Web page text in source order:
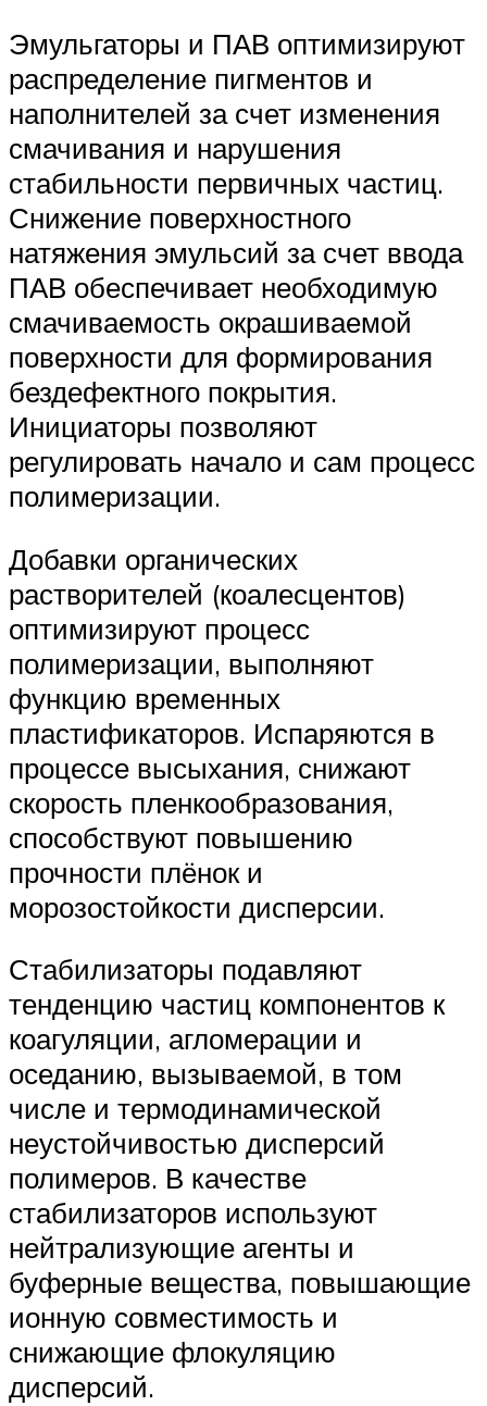
Эмульгаторы и ПАВ оптимизируют
распределение пигментов и
наполнителей за счет изменения
смачивания и нарушения
стабильности первичных частиц.
Снижение поверхностного
натяжения эмульсий за счет ввода
ПАВ обеспечивает необходимую
смачиваемость окрашиваемой
поверхности для формирования
бездефектного покрытия.
Инициаторы позволяют
регулировать начало и сам процесс
полимеризации.
Добавки органических
растворителей (коалесцентов)
оптимизируют процесс
полимеризации, выполняют
функцию временных
пластификаторов. Испаряются в
процессе высыхания, снижают
скорость пленкообразования,
способствуют повышению
прочности плёнок и
морозостойкости дисперсии.
Стабилизаторы подавляют
тенденцию частиц компонентов к
коагуляции, агломерации и
оседанию, вызываемой, в том
числе и термодинамической
неустойчивостью дисперсий
полимеров. В качестве
стабилизаторов используют
нейтрализующие агенты и
буферные вещества, повышающие
ионную совместимость и
снижающие флокуляцию
дисперсий.